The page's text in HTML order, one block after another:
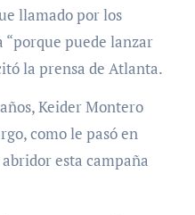
llamado por los
“porque puede lanzar
la prensa de Atlanta.
Keider Montero
como le pasó en
esta campaña